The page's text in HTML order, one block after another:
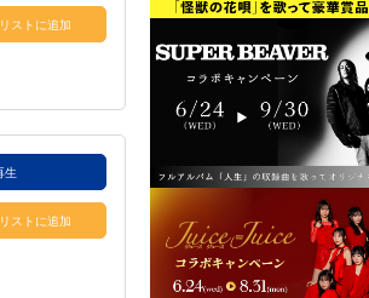
ストに追加
生
ストに追加